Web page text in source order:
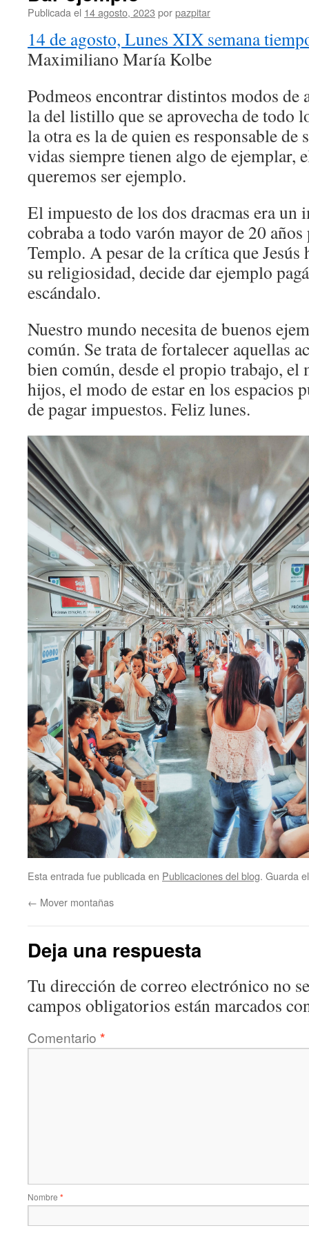
Publicada el 14 agosto, 2023 porpazpitar
14 de agosto, Lunes XIX semana
Maximiliano María Kolbe
Podmeos encontrar distintos modos de
la del listillo que se aprovecha de todo
la otra es la de quien es responsable de
vidas siempre tienen algo de ejemplar,
queremos ser ejemplo.
El impuesto de los dos dracmas era un
cobraba a todo varón mayor de 20
Templo. A pesar de la crítica que Jesús
su religiosidad, decide dar ejemplo
escándalo.
Nuestro mundo necesita de buenos
común. Se trata de fortalecer aquellas
bien común, desde el propio trabajo, el
hijos, el modo de estar en los espacios
de pagar impuestos. Feliz lunes.
Esta entrada fue publicada en Publicaciones del blog. Guarda
← Mover montañas
Deja una respuesta
Tu dirección de correo electrónico no
campos obligatorios están marcados
Comentario *
Nombre *